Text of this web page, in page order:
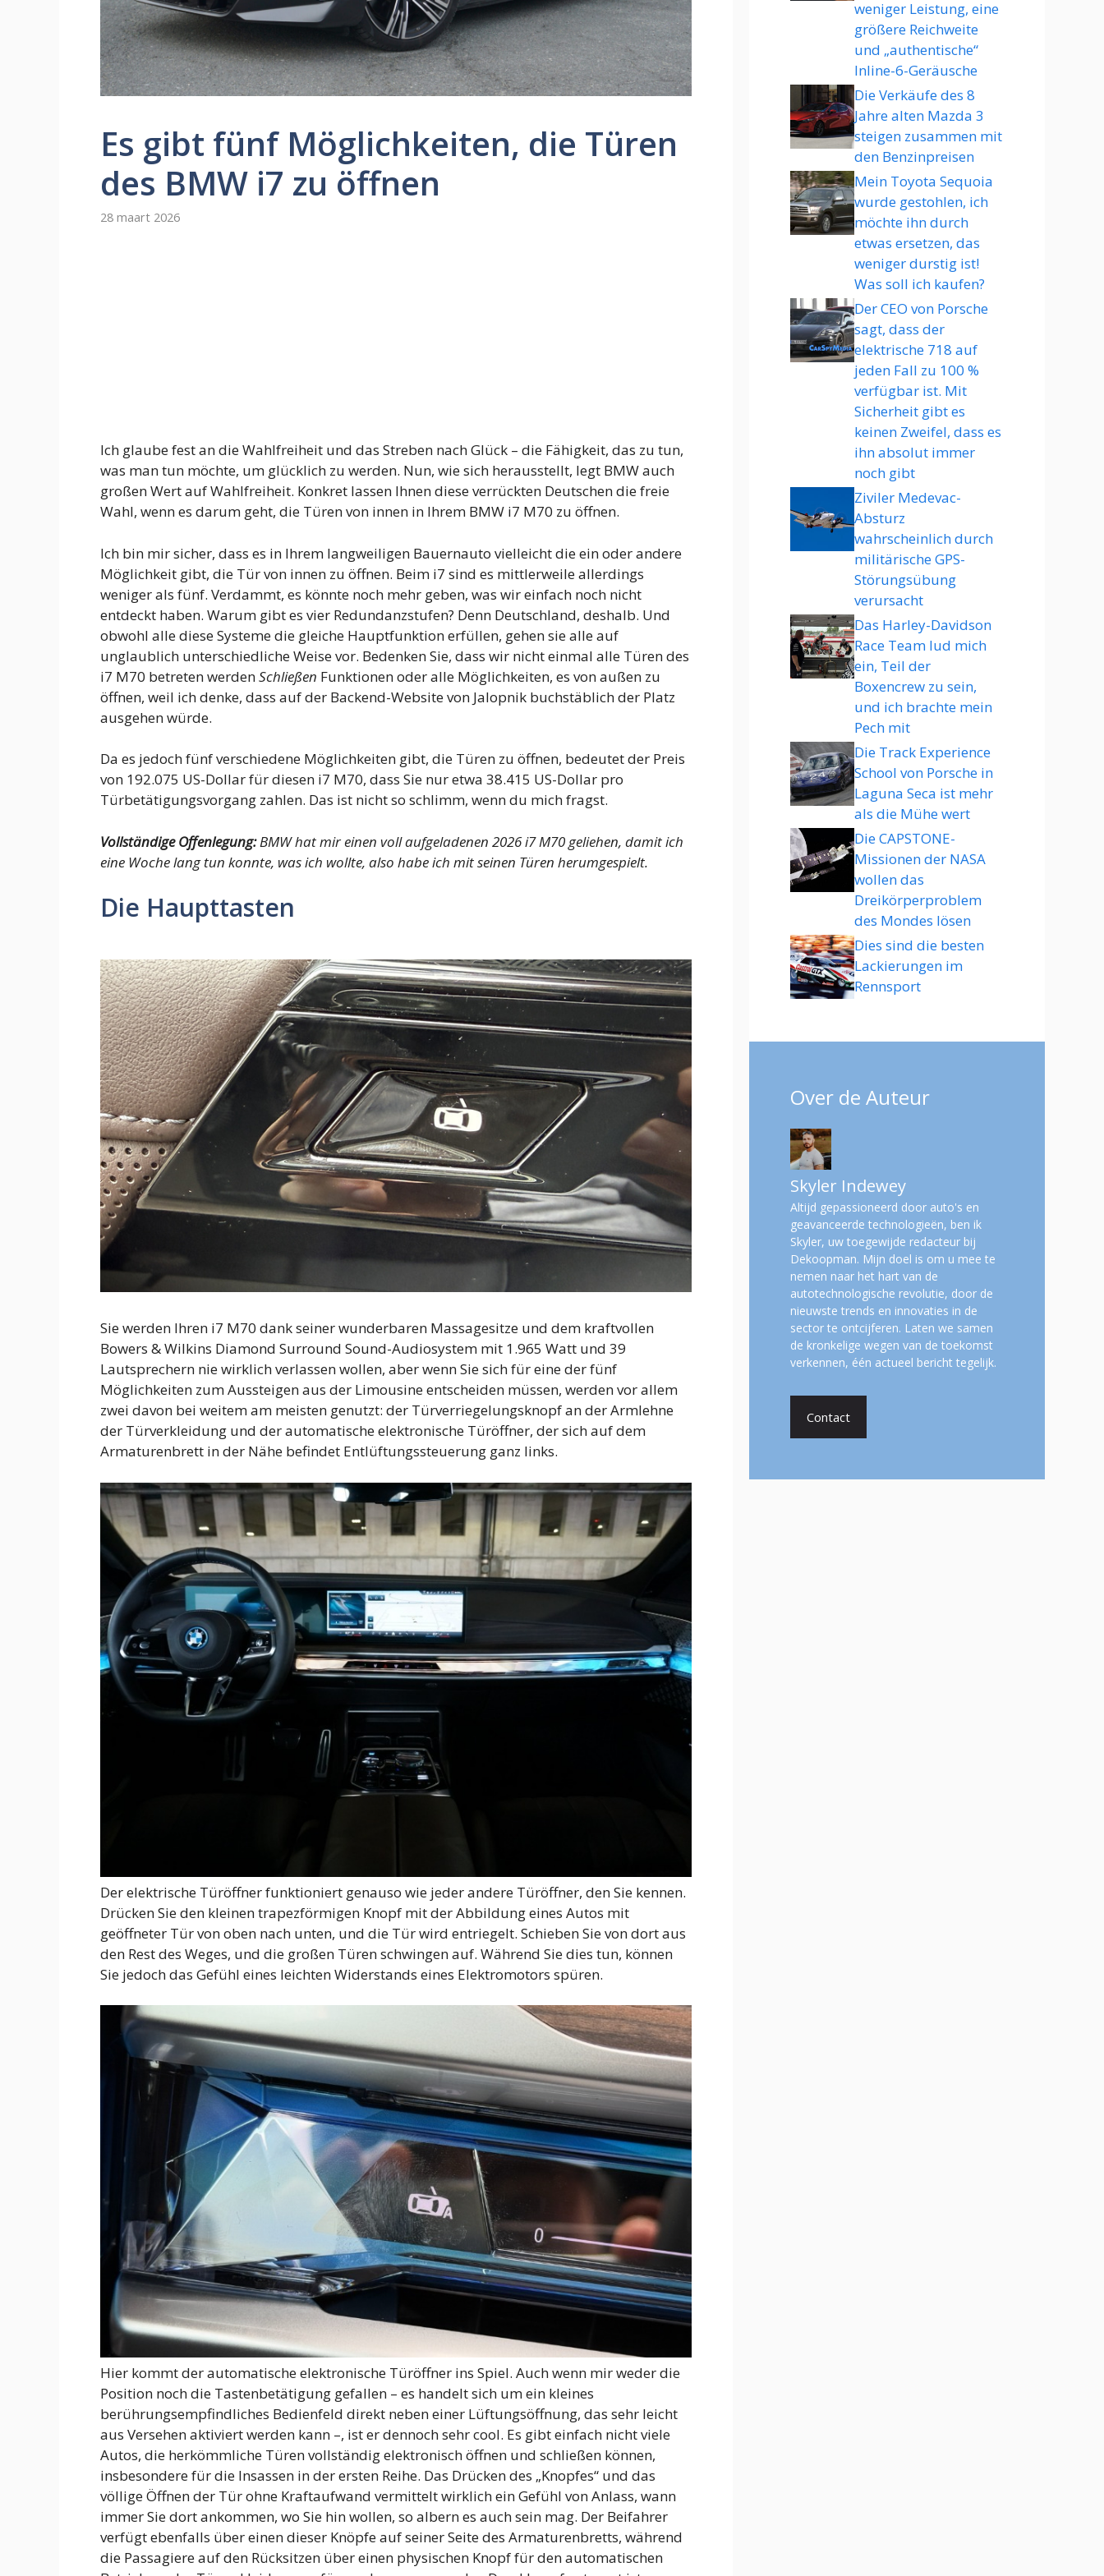
Es gibt fünf Möglichkeiten, die Türen
des BMW i7 zu öffnen
28 maart 2026
Ich glaube fest an die Wahlfreiheit und das Streben nach Glück – die Fähigkeit, das zu tun,
was man tun möchte, um glücklich zu werden. Nun, wie sich herausstellt, legt BMW auch
großen Wert auf Wahlfreiheit. Konkret lassen Ihnen diese verrückten Deutschen die freie
Wahl, wenn es darum geht, die Türen von innen in Ihrem BMW i7 M70 zu öffnen.
Ich bin mir sicher, dass es in Ihrem langweiligen Bauernauto vielleicht die ein oder andere
Möglichkeit gibt, die Tür von innen zu öffnen. Beim i7 sind es mittlerweile allerdings
weniger als fünf. Verdammt, es könnte noch mehr geben, was wir einfach noch nicht
entdeckt haben. Warum gibt es vier Redundanzstufen? Denn Deutschland, deshalb. Und
obwohl alle diese Systeme die gleiche Hauptfunktion erfüllen, gehen sie alle auf
unglaublich unterschiedliche Weise vor. Bedenken Sie, dass wir nicht einmal alle Türen des
i7 M70 betreten werdenSchließen Funktionen oder alle Möglichkeiten, es von außen zu
öffnen, weil ich denke, dass auf der Backend-Website von Jalopnik buchstäblich der Platz
ausgehen würde.
Da es jedoch fünf verschiedene Möglichkeiten gibt, die Türen zu öffnen, bedeutet der Preis
von 192.075 US-Dollar für diesen i7 M70, dass Sie nur etwa 38.415 US-Dollar pro
Türbetätigungsvorgang zahlen. Das ist nicht so schlimm, wenn du mich fragst.
Vollständige Offenlegung:BMW hat mir einen voll aufgeladenen 2026 i7 M70 geliehen, damit ich
eine Woche lang tun konnte, was ich wollte, also habe ich mit seinen Türen herumgespielt.
Die Haupttasten
Sie werden Ihren i7 M70 dank seiner wunderbaren Massagesitze und dem kraftvollen
Bowers & Wilkins Diamond Surround Sound-Audiosystem mit 1.965 Watt und 39
Lautsprechern nie wirklich verlassen wollen, aber wenn Sie sich für eine der fünf
Möglichkeiten zum Aussteigen aus der Limousine entscheiden müssen, werden vor allem
zwei davon bei weitem am meisten genutzt: der Türverriegelungsknopf an der Armlehne
der Türverkleidung und der automatische elektronische Türöffner, der sich auf dem
Armaturenbrett in der Nähe befindet Entlüftungssteuerung ganz links.
Der elektrische Türöffner funktioniert genauso wie jeder andere Türöffner, den Sie kennen.
Drücken Sie den kleinen trapezförmigen Knopf mit der Abbildung eines Autos mit
geöffneter Tür von oben nach unten, und die Tür wird entriegelt. Schieben Sie von dort aus
den Rest des Weges, und die großen Türen schwingen auf. Während Sie dies tun, können
Sie jedoch das Gefühl eines leichten Widerstands eines Elektromotors spüren.
Hier kommt der automatische elektronische Türöffner ins Spiel. Auch wenn mir weder die
Position noch die Tastenbetätigung gefallen – es handelt sich um ein kleines
berührungsempfindliches Bedienfeld direkt neben einer Lüftungsöffnung, das sehr leicht
aus Versehen aktiviert werden kann –, ist er dennoch sehr cool. Es gibt einfach nicht viele
Autos, die herkömmliche Türen vollständig elektronisch öffnen und schließen können,
insbesondere für die Insassen in der ersten Reihe. Das Drücken des „Knopfes“ und das
völlige Öffnen der Tür ohne Kraftaufwand vermittelt wirklich ein Gefühl von Anlass, wann
immer Sie dort ankommen, wo Sie hin wollen, so albern es auch sein mag. Der Beifahrer
verfügt ebenfalls über einen dieser Knöpfe auf seiner Seite des Armaturenbretts, während
die Passagiere auf den Rücksitzen über einen physischen Knopf für den automatischen
weniger Leistung, eine
größere Reichweite
und „authentische“
Inline-6-Geräusche
Die Verkäufe des 8
Jahre alten Mazda 3
steigen zusammen mit
den Benzinpreisen
Mein Toyota Sequoia
wurde gestohlen, ich
möchte ihn durch
etwas ersetzen, das
weniger durstig ist!
Was soll ich kaufen?
Der CEO von Porsche
sagt, dass der
elektrische 718 auf
jeden Fall zu 100 %
verfügbar ist. Mit
Sicherheit gibt es
keinen Zweifel, dass es
ihn absolut immer
noch gibt
Ziviler Medevac-
Absturz
wahrscheinlich durch
militärische GPS-
Störungsübung
verursacht
Das Harley-Davidson
Race Team lud mich
ein, Teil der
Boxencrew zu sein,
und ich brachte mein
Pech mit
Die Track Experience
School von Porsche in
Laguna Seca ist mehr
als die Mühe wert
Die CAPSTONE-
Missionen der NASA
wollen das
Dreikörperproblem
des Mondes lösen
Dies sind die besten
Lackierungen im
Rennsport
Over de Auteur
Skyler Indewey
Altijd gepassioneerd door auto's en
geavanceerde technologieën, ben ik
Skyler, uw toegewijde redacteur bij
Dekoopman. Mijn doel is om u mee te
nemen naar het hart van de
autotechnologische revolutie, door de
nieuwste trends en innovaties in de
sector te ontcijferen. Laten we samen
de kronkelige wegen van de toekomst
verkennen, één actueel bericht tegelijk.
Contact